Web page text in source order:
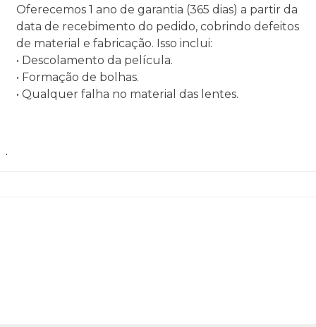
Oferecemos 1 ano de garantia (365 dias) a partir da
data de recebimento do pedido, cobrindo defeitos
de material e fabricação. Isso inclui:
• Descolamento da película.
• Formação de bolhas.
• Qualquer falha no material das lentes.
.